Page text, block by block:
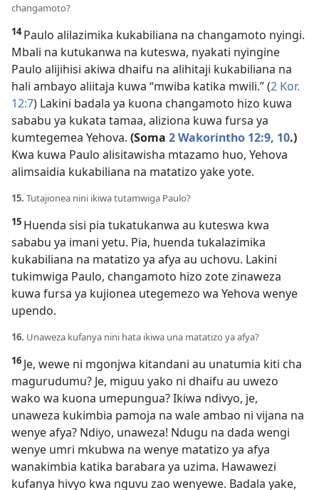
changamoto?
14Paulo alilazimika kukabiliana na changamoto nyingi.
Mbali na kutukanwa na kuteswa, nyakati nyingine
Paulo alijihisi akiwa dhaifu na alihitaji kukabiliana na
hali ambayo aliitaja kuwa “mwiba katika mwili.” (2 Kor.
12:7) Lakini badala ya kuona changamoto hizo kuwa
sababu ya kukata tamaa, aliziona kuwa fursa ya
kumtegemea Yehova. (Soma 2 Wakorintho 12:9, 10.)
Kwa kuwa Paulo alisitawisha mtazamo huo, Yehova
alimsaidia kukabiliana na matatizo yake yote.
15. Tutajionea nini ikiwa tutamwiga Paulo?
15 Huenda sisi pia tukatukanwa au kuteswa kwa
sababu ya imani yetu. Pia, huenda tukalazimika
kukabiliana na matatizo ya afya au uchovu. Lakini
tukimwiga Paulo, changamoto hizo zote zinaweza
kuwa fursa ya kujionea utegemezo wa Yehova wenye
upendo.
16. Unaweza kufanya nini hata ikiwa una matatizo ya afya?
16 Je, wewe ni mgonjwa kitandani au unatumia kiti cha
magurudumu? Je, miguu yako ni dhaifu au uwezo
wako wa kuona umepungua? Ikiwa ndivyo, je,
unaweza kukimbia pamoja na wale ambao ni vijana na
wenye afya? Ndiyo, unaweza! Ndugu na dada wengi
wenye umri mkubwa na wenye matatizo ya afya
wanakimbia katika barabara ya uzima. Hawawezi
kufanya hivyo kwa nguvu zao wenyewe. Badala yake,